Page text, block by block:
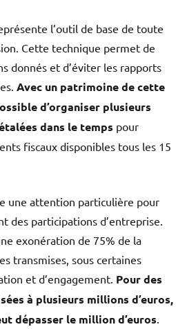
l’outil de base de toute
Cette technique permet de
donnés et d’éviter les rapports
Avec un patrimoine de cette
d’organiser plusieurs
dans le temps pour
fiscaux disponibles tous les 15
une attention particulière pour
des participations d’entreprise.
exonération de 75% de la
transmises, sous certaines
et d’engagement. Pour des
à plusieurs millions d’euros,
dépasser le million d’euros